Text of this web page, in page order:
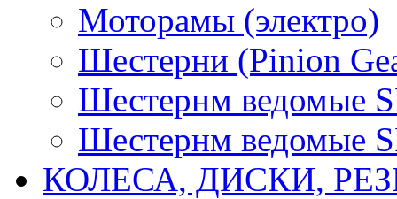
Моторамы (электро)
Шестерни (Pinion
Шестернм ведомые
Шестернм ведомые
КОЛЕСА, ДИСКИ,